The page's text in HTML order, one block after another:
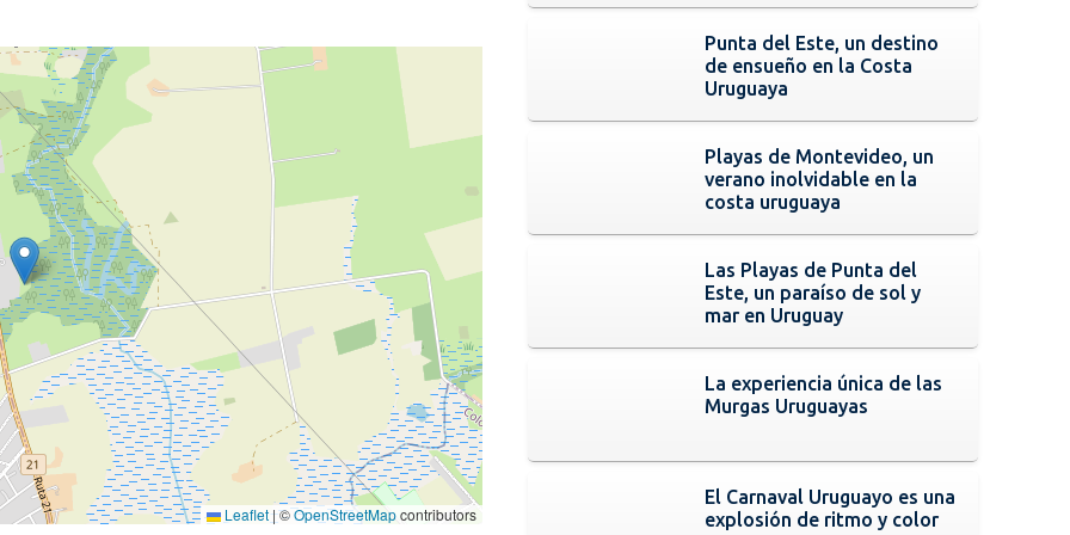
Leaflet|©OpenStreetMapcontributors
Punta del Este, un destino
de ensueño en la Costa
Uruguaya
Playas de Montevideo, un
verano inolvidable en la
costa uruguaya
Las Playas de Punta del
Este, un paraíso de sol y
mar en Uruguay
La experiencia única de las
Murgas Uruguayas
El Carnaval Uruguayo es una
explosión de ritmo y color